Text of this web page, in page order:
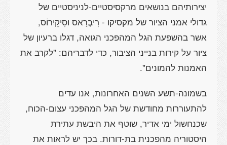
יצירותיהם בנושאים מרקסיסטיים-לניניסטיים של
גדולי אמני הציור של מקסיקו - רִיבֶרָאס וסִיקֵיִרוֹס,
אשר בהשפעת הגל המהפכני הגואה, דגלו ברעיון של
ציור על קירות בנייני הציבור, כדי לדבריהם: "לקרב את
האמנות להמונים".
בשמונה-תשע השנים האחרונות, אנו עדים
להתעוררות מחודשת של הגל המהפכני עצום-הכוח,
שכנחשול ימי אדיר, שוטף את היבשת עתירת
היסטוריה מהפכנית בת-דורות. בכך יש לראות את